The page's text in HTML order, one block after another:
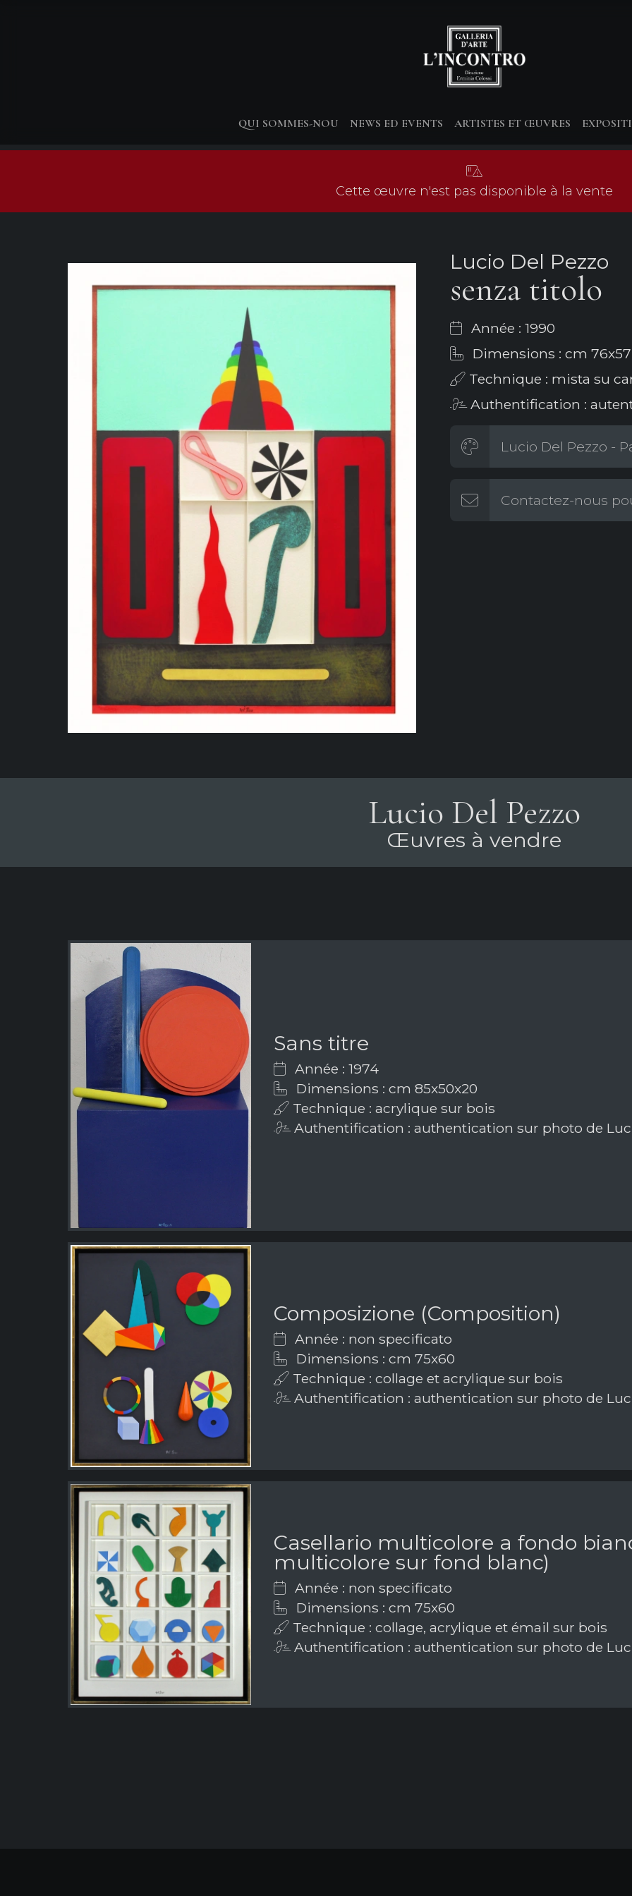
QUI SOMMES-NOU NEWS ED EVENTS ARTISTES ET ŒUVRES
Cette œuvre n'est pas disponible à la vente
Lucio Del Pezzo
senza titolo
Année : 1990
Dimensions : cm 76x57
Technique : mista su
Authentification :
Lucio Del Pezzo -
Contactez-nous
Lucio Del Pezzo
Œuvres à vendre
Sans titre
Année : 1974
Dimensions : cm 85x50x20
Technique : acrylique sur bois
Authentification : authentication sur photo de
Composizione (Composition)
Année : non specificato
Dimensions : cm 75x60
Technique : collage et acrylique sur bois
Authentification : authentication sur photo de
Casellario multicolore a fondo
multicolore sur fond blanc)
Année : non specificato
Dimensions : cm 75x60
Technique : collage, acrylique et émail sur bois
Authentification : authentication sur photo de